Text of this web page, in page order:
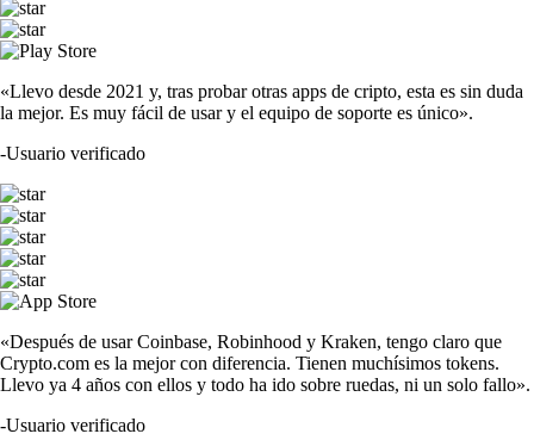
«Llevo desde 2021 y, tras probar otras apps de cripto, esta es sin duda
la mejor. Es muy fácil de usar y el equipo de soporte es único».
-Usuario verificado
«Después de usar Coinbase, Robinhood y Kraken, tengo claro que
Crypto.com es la mejor con diferencia. Tienen muchísimos tokens.
Llevo ya 4 años con ellos y todo ha ido sobre ruedas, ni un solo fallo».
-Usuario verificado